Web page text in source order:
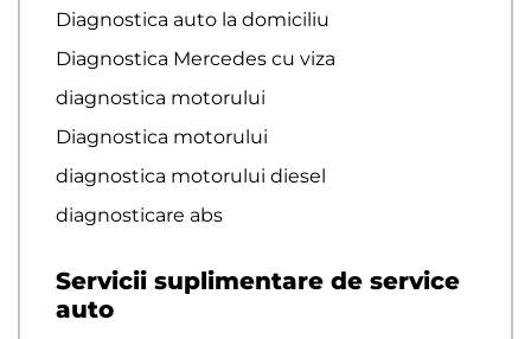
Diagnostica auto la domiciliu
Diagnostica Mercedes cu viza
diagnostica motorului
Diagnostica motorului
diagnostica motorului diesel
diagnosticare abs
Servicii suplimentare de service
auto